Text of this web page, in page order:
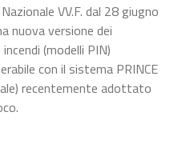
VV.F. dal 28 giugno
nuova versione dei
(modelli PIN)
con il sistema PRINCE
recentemente adottato